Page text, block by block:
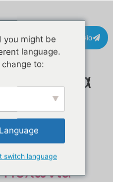
Επικοινωνία
για
κινητό
προς
you might be
language.
to:
switch language